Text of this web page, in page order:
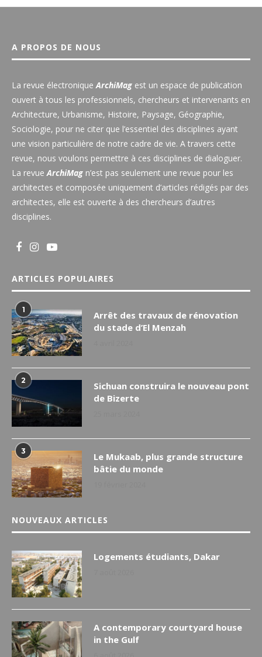
A PROPOS DE NOUS
La revue électronique ArchiMag est un espace de publication
ouvert à tous les professionnels, chercheurs et intervenants en
Architecture, Urbanisme, Histoire, Paysage, Géographie,
Sociologie, pour ne citer que l’essentiel des disciplines ayant
une vision particulière de notre cadre de vie. A travers cette
revue, nous voulons permettre à ces disciplines de dialoguer.
La revue ArchiMag n’est pas seulement une revue pour les
architectes et composée uniquement d’articles rédigés par des
architectes, elle est ouverte à des chercheurs d’autres
disciplines.
ARTICLES POPULAIRES
1
Arrêt des travaux de rénovation
du stade d’El Menzah
2
Sichuan construira le nouveau pont
de Bizerte
3
Le Mukaab, plus grande structure
bâtie du monde
NOUVEAUX ARTICLES
Logements étudiants, Dakar
A contemporary courtyard house
in the Gulf